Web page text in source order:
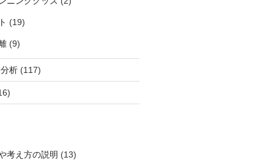
(19)
(9)
析(117)
考え方の説明 (13)